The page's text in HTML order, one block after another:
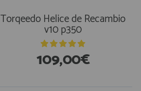
Torqeedo Helice de Recambio
v10 p350
109,00€